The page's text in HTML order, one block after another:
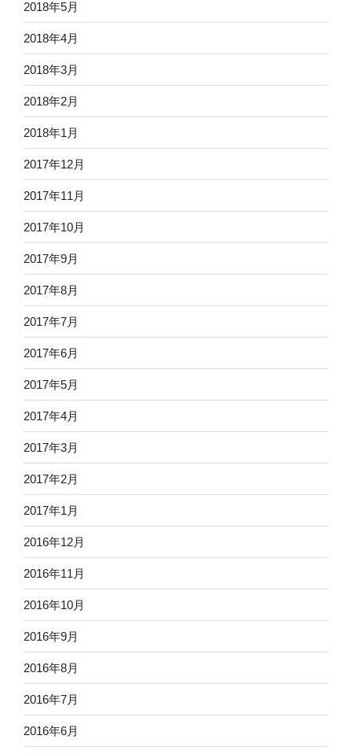
2018年5月
2018年4月
2018年3月
2018年2月
2018年1月
2017年12月
2017年11月
2017年10月
2017年9月
2017年8月
2017年7月
2017年6月
2017年5月
2017年4月
2017年3月
2017年2月
2017年1月
2016年12月
2016年11月
2016年10月
2016年9月
2016年8月
2016年7月
2016年6月